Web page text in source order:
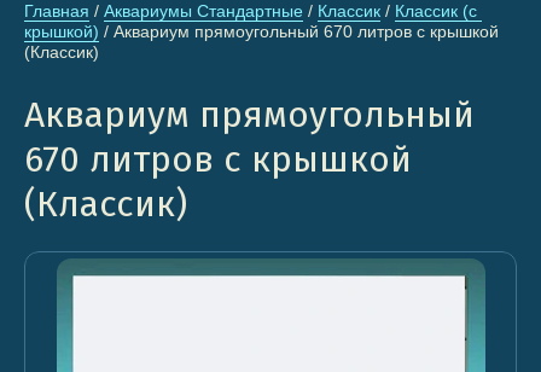
Главная / Аквариумы Стандартные / Классик / Классик (с
крышкой) / Аквариум прямоугольный 670 литров с крышкой
(Классик)
Аквариум прямоугольный
670 литров с крышкой
(Классик)